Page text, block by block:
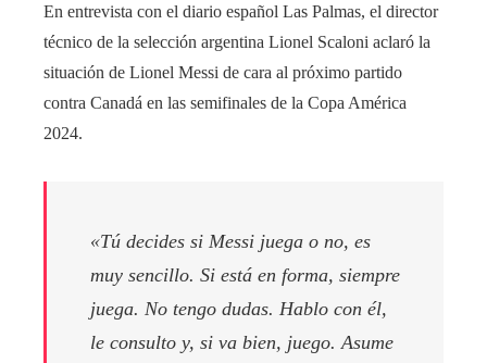
En entrevista con el diario español Las Palmas, el director
técnico de la selección argentina Lionel Scaloni aclaró la
situación de Lionel Messi de cara al próximo partido
contra Canadá en las semifinales de la Copa América
2024.
«Tú decides si Messi juega o no, es
muy sencillo. Si está en forma, siempre
juega. No tengo dudas. Hablo con él,
le consulto y, si va bien, juego. Asume